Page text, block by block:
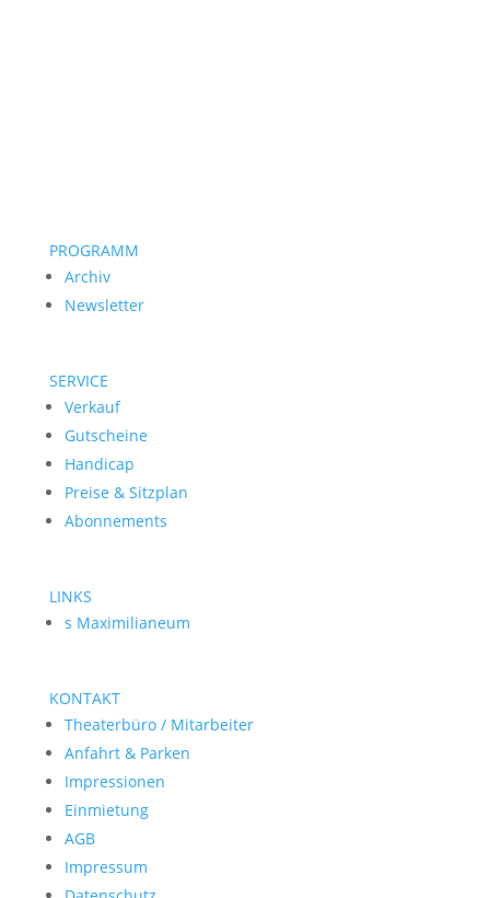
PROGRAMM
Archiv
Newsletter
SERVICE
Verkauf
Gutscheine
Handicap
Preise & Sitzplan
Abonnements
LINKS
s Maximilianeum
KONTAKT
Theaterbüro / Mitarbeiter
Anfahrt & Parken
Impressionen
Einmietung
AGB
Impressum